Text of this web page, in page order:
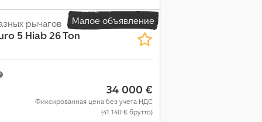
Малое объявление
рычагов
5 Hiab 26 Ton
34 000 €
Фиксированная цена без учета НДС
(41 140 € брутто)